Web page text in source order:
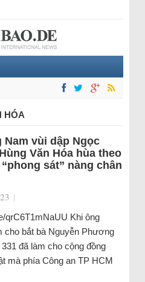
HÓA
Nam vùi dập Ngọc
Văn Hóa hùa theo
sát” nàng chân
|
qrC6T1mNaUU Khi ông
cho bắt bà Nguyễn Phương
đã làm cho cộng đồng
mà phía Công an TP HCM